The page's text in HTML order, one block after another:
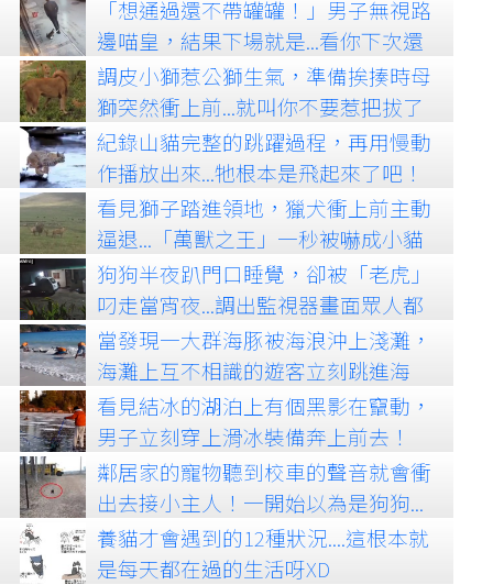
「想通過還不帶罐罐！」男子無視路
邊喵皇，結果下場就是...看你下次還
敢不敢！
調皮小獅惹公獅生氣，準備挨揍時母
獅突然衝上前...就叫你不要惹把拔了
齁！
紀錄山貓完整的跳躍過程，再用慢動
作播放出來...牠根本是飛起來了吧！
看見獅子踏進領地，獵犬衝上前主動
逼退...「萬獸之王」一秒被嚇成小貓
咪！
狗狗半夜趴門口睡覺，卻被「老虎」
叼走當宵夜...調出監視器畫面眾人都
傻眼了！
當發現一大群海豚被海浪沖上淺灘，
海灘上互不相識的遊客立刻跳進海
裡...這會面太美了！
看見結冰的湖泊上有個黑影在竄動，
男子立刻穿上滑冰裝備奔上前去！
鄰居家的寵物聽到校車的聲音就會衝
出去接小主人！一開始以為是狗狗...
一看就笑出來了！
養貓才會遇到的12種狀況....這根本就
是每天都在過的生活呀XD